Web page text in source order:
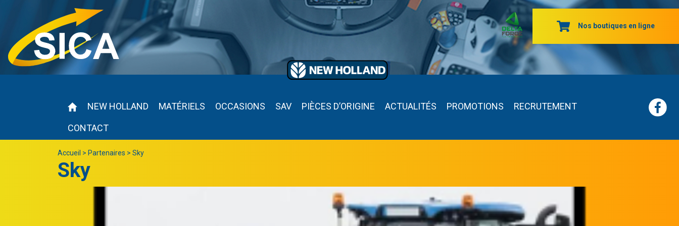
Nos boutiques en ligne
NEW HOLLAND MATÉRIELS OCCASIONS SAV PIÈCES D’ORIGINE ACTUALITÉS PROMOTIONS RECRUTEMENT
CONTACT
Accueil > Partenaires > Sky
Sky